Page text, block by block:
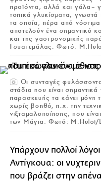
προϊόντα, αλλά και γάλα–
τοπικά γλυκίσματα,
τα οποία, πέρα από
αποτελούν ένα σημαντικό
και της γαστρονομικής
Γουατεμάλας. Φωτό:
Οι συνταγές
στάδια που είναι σημαντικά
παρασκευής τα κάνει μόνη
χωρίς βοηθό, π.χ. την
νιξταμαλοποίησης, που
των Μάγια. Φωτό: M.Hulot/
Υπάρχουν πολλοί
Αντίγκουα: οι
που βράζει στην